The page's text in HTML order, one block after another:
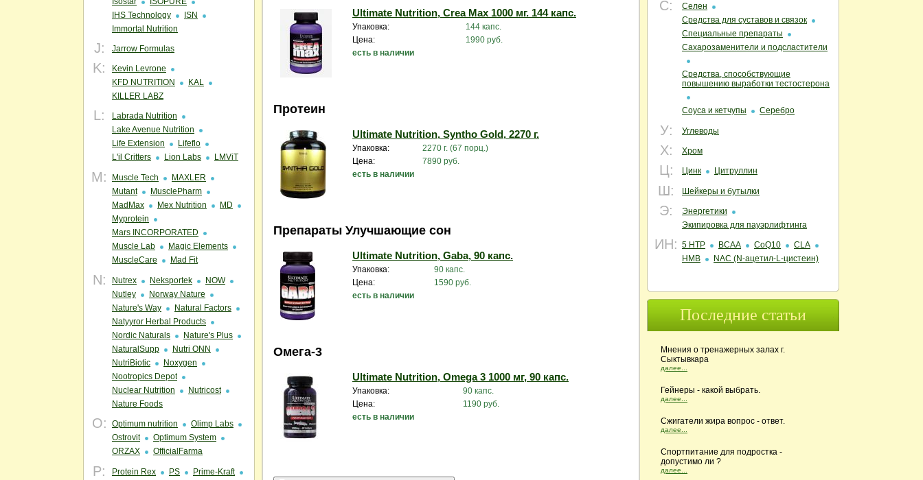
IHS Technology
ISN
Immortal Nutrition
J: Jarrow Formulas
K:
Kevin Levrone
KFD NUTRITION
KAL
KILLER LABZ
L:
Labrada Nutrition
Lake Avenue Nutrition
Life Extension
Lifeflo
L'il Critters
Lion Labs LMViT
M: Muscle Tech
MAXLER
Mutant
MusclePharm
MadMax
Mex Nutrition
MD
Myprotein
Mars INCORPORATED
Muscle Lab
Magic Elements
MuscleCare
Mad Fit
N: Nutrex Neksportek
NOW
Nutley
Norway Nature
Nature's Way
Natural Factors
Natyyror Herbal Products
Nordic Naturals
Nature's Plus
NaturalSupp
Nutri ONN
NutriBiotic
Noxygen
Nootropics Depot
Nuclear Nutrition
Nutricost
Nature Foods
O: Optimum nutrition
Olimp Labs
Ostrovit
Optimum System
ORZAX
OfficialFarma
P: Protein Rex PS
Prime-Kraft
Ultimate Nutrition, Crea Max 1000 мг. 144 капс.
Упаковка:
144 капс.
Цена:
1990 руб.
есть в наличии
Протеин
Ultimate Nutrition, Syntho Gold, 2270 г.
Упаковка:
2270 г. (67 порц.)
Цена:
7890 руб.
есть в наличии
Препараты Улучшающие сон
Ultimate Nutrition, Gaba, 90 капс.
Упаковка:
90 капс.
Цена:
1590 руб.
есть в наличии
Омега-3
Ultimate Nutrition, Omega 3 1000 мг, 90 капс.
Упаковка:
90 капс.
Цена:
1190 руб.
есть в наличии
С:
Селен
Средства для суставов и связок
Специальные препараты
Сахарозаменители и подсластители
Средства, способствующие
повышению выработки тестостерона
Соуса и кетчупы Серебро
У: Углеводы
Х: Хром
Ц: Цинк Цитруллин
Ш: Шейкеры и бутылки
Э:
Энергетики
Экипировка для пауэрлифтинга
ИН: 5 HTP BCAA CoQ10
CLA
HMB
NAC (N‑ацетил‑L‑цистеин)
Последние статьи
Мнения о тренажерных залах г.
Сыктывкара
далее...
Гейнеры - какой выбрать.
далее...
Сжигатели жира вопрос - ответ.
далее...
Cпортпитание для подростка -
допустимо ли ?
далее...